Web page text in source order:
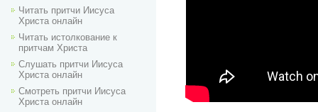
Читать притчи Иисуса
Христа онлайн
Читать истолкование к
притчам Христа
Слушать притчи Иисуса
Христа онлайн
Смотреть притчи Иисуса
Христа онлайн